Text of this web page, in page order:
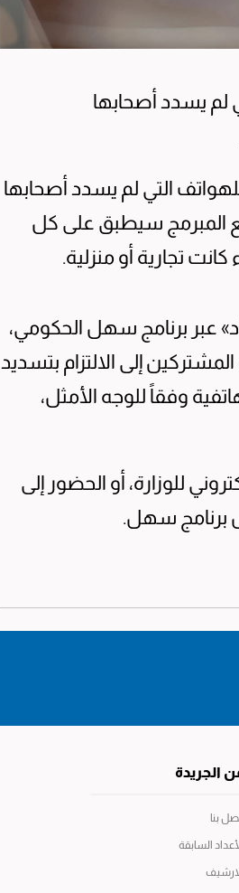
لم يسدد أصحابها
التي لم يسدد أصحابها
المبرمج سيطبق على كل
تجارية أو منزلية.
عبر برنامج سهل الحكومي،
إلى الالتزام بتسديد
وفقاً للوجه الأمثل،
للوزارة، أو الحضور إلى
الجريدة
بنا
الأعداد السابقة
الارشيف